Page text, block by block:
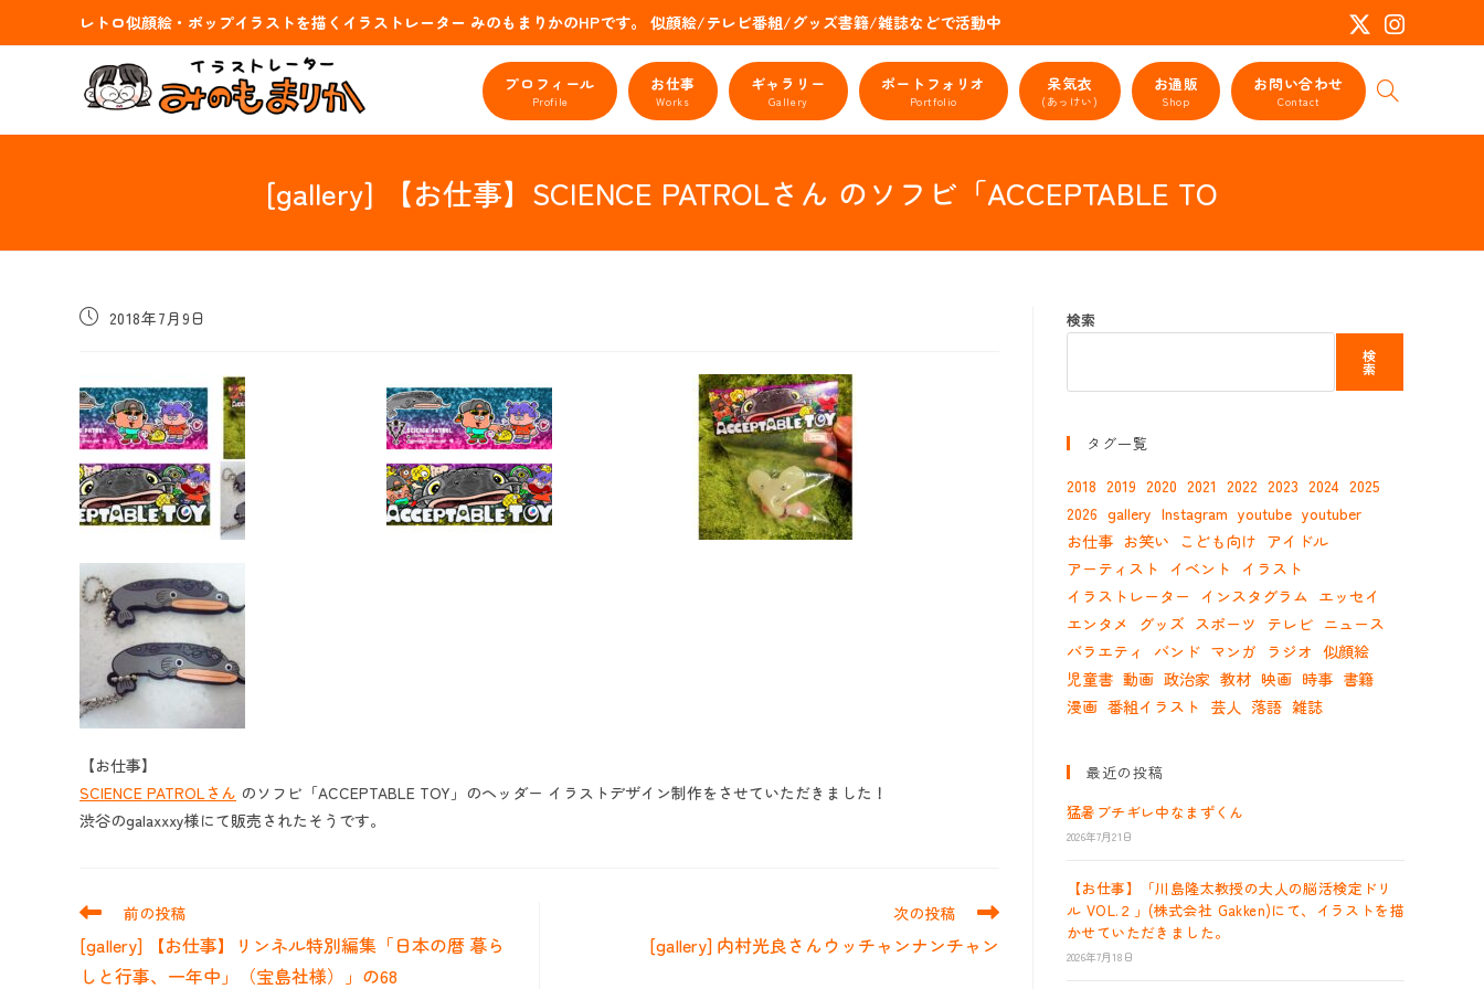
ン
レトロ似顔絵・ポップイラストを描くイラストレーター みのもまりかのHPです。 似顔絵/テレビ番組/グッズ書籍/雑誌などで活動中
プロフィール
Profile
お仕事
Works
ギャラリー
Gallery
ポートフォリオ
Portfolio
呆気衣
(あっけい)
お通販
Shop
お問い合わせ
Contact
ウ
検
[gallery] 【お仕事】SCIENCE PATROLさん のソフビ「ACCEPTABLE TO
投
日:
2018年7月9日
【お仕事】
SCIENCE PATROLさん のソフビ「ACCEPTABLE TOY」のヘッダー イラストデザイン制作をさせていただきました！
渋谷のgalaxxxy様にて販売されたそうです。
そ
他
の
前の投稿
[gallery] 【お仕事】リンネル特別編集「日本の暦 暮ら
しと行事、一年中」（宝島社様）」の68
次の投稿
[gallery] 内村光良さんウッチャンナンチャン
検索
検
索
タグ一覧
2018 2019 2020 2021 2022 2023 2024 2025
2026 gallery Instagram youtube youtuber
お仕事 お笑い こども向け アイドル
アーティスト
イベント
イラスト
イラストレーター
インスタグラム エッセイ
エンタメ
グッズ スポーツ テレビ ニュース
バラエティ
バンド マンガ ラジオ 似顔絵
児童書 動画 政治家 教材 映画 時事 書籍
漫画 番組イラスト 芸人 落語 雑誌
最近の投稿
猛暑ブチギレ中なまずくん
2026年7月21日
【お仕事】「川島隆太教授の大人の脳活検定ドリ
ル VOL.２」(株式会社 Gakken)にて、イラストを描
かせていただきました。
2026年7月18日